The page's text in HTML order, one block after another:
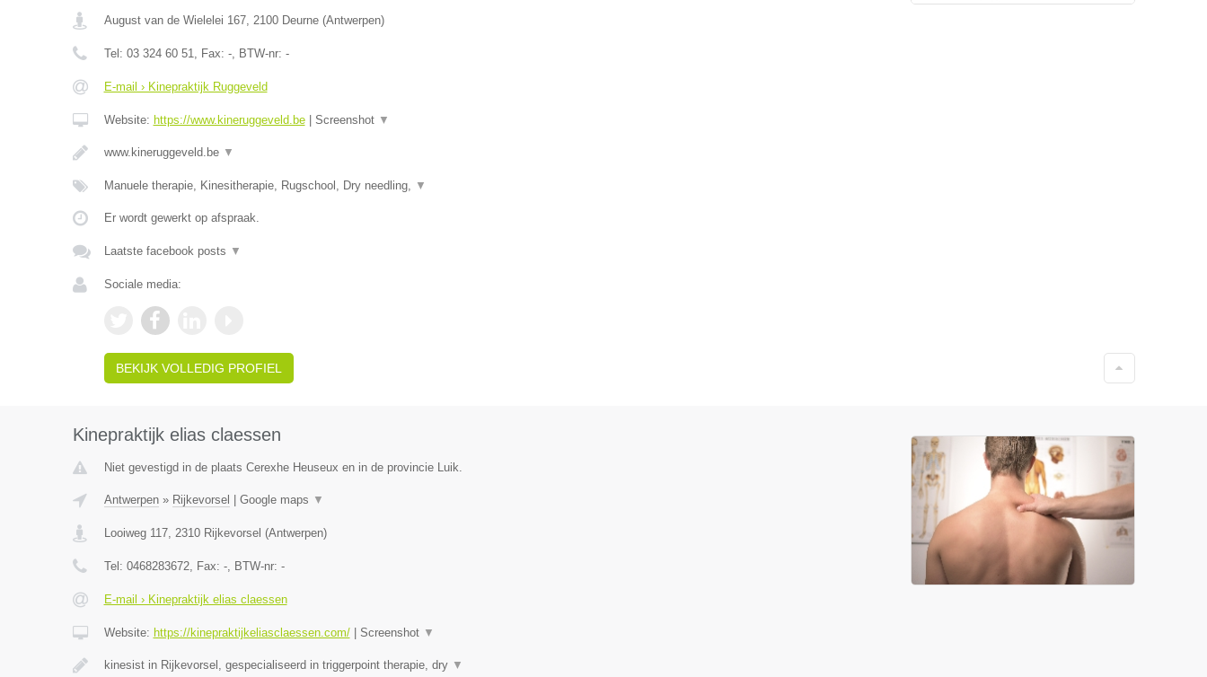
August van de Wielelei 167, 2100 Deurne(Antwerpen)
Tel: 03 324 60 51, Fax: -, BTW-nr: -
E-mail › Kinepraktijk Ruggeveld
Website: https://www.kineruggeveld.be| Screenshot ▼
www.kineruggeveld.be ▼
Manuele therapie, Kinesitherapie, Rugschool, Dry needling, ▼
Er wordt gewerkt op afspraak.
Laatste facebook posts ▼
Sociale media:
BEKIJK VOLLEDIG PROFIEL
Kinepraktijk elias claessen
Niet gevestigd in de plaats Cerexhe Heuseux en in de provincie Luik.
Antwerpen» Rijkevorsel Google maps ▼
Looiweg 117, 2310 Rijkevorsel (Antwerpen)
Tel: 0468283672, Fax: -, BTW-nr: -
E-mail › Kinepraktijk elias claessen
Website: https://kinepraktijkeliasclaessen.com/| Screenshot ▼
kinesist in Rijkevorsel, gespecialiseerd in triggerpoint therapie, dry ▼